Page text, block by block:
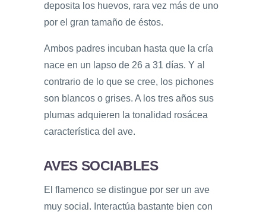
deposita los huevos, rara vez más de uno
por el gran tamaño de éstos.
Ambos padres incuban hasta que la cría
nace en un lapso de 26 a 31 días. Y al
contrario de lo que se cree, los pichones
son blancos o grises. A los tres años sus
plumas adquieren la tonalidad rosácea
característica del ave.
AVES SOCIABLES
El flamenco se distingue por ser un ave
muy social. Interactúa bastante bien con